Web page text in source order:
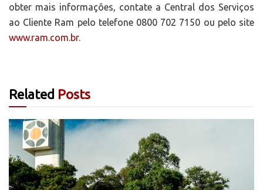
obter mais informações, contate a Central dos Serviços
ao Cliente Ram pelo telefone 0800 702 7150 ou pelo site
www.ram.com.br.
Related Posts